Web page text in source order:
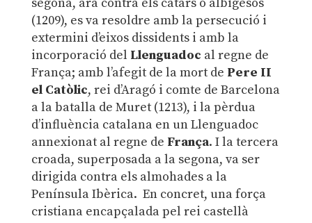
(1209), es va resoldre amb la persecució i
extermini d’eixos dissidents i amb la
incorporació del Llenguadoc al regne de
França; amb l’afegit de la mort de Pere II
el Catòlic, rei d’Aragó i comte de Barcelona
a la batalla de Muret (1213), i la pèrdua
d’influència catalana en un Llenguadoc
annexionat al regne de França. I la tercera
croada, superposada a la segona, va ser
dirigida contra els almohades a la
Península Ibèrica. En concret, una força
cristiana encapçalada pel rei castellà